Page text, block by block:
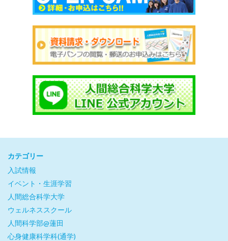
カテゴリー
入試情報
イベント・生涯学習
人間総合科学大学
ウェルネススクール
人間科学部@蓮田
心身健康科学科(通学)